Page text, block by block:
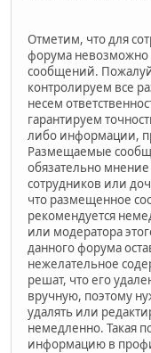
Отметим, что для
форума невозможно
сообщений.
контролируем все
несем
гарантируем
либо информации,
Размещаемые
обязательно
сотрудников или
что размещенное
рекомендуется
или модератора
данного форума
нежелательное
решат, что его
вручную, поэтому
удалять или
немедленно. Такая
информацию в